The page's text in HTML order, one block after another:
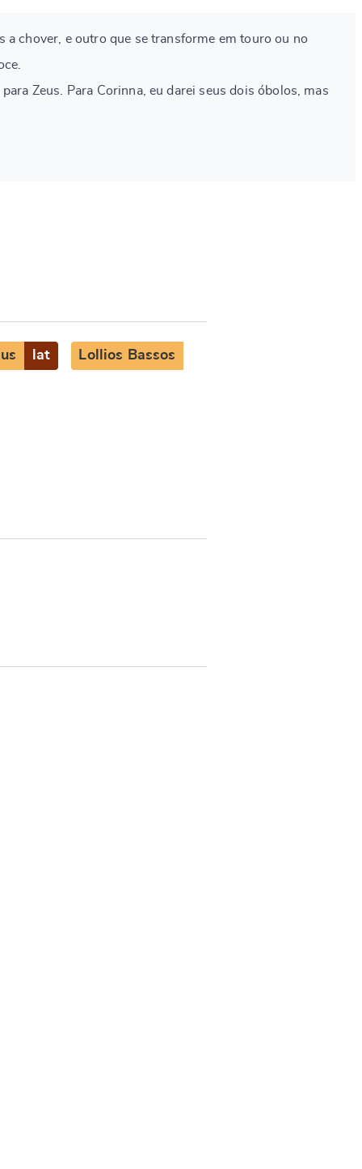
a chover, e outro que se transforme em touro ou no
Zeus. Para Corinna, eu darei seus dois óbolos, mas
lat Lollios Bassos